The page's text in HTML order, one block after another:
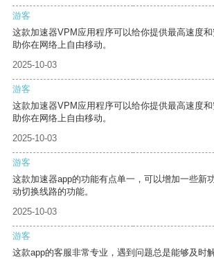
游客
这款加速器VPM应用程序可以给你提供最高速度
助你在网络上自由移动。
2025-10-03
游客
这款加速器VPM应用程序可以给你提供最高速度
助你在网络上自由移动。
2025-10-03
游客
这款加速器app的功能有点单一，可以增加一些新
动切换线路的功能。
2025-10-03
游客
这款app的客服非常专业，遇到问题总是能够及时